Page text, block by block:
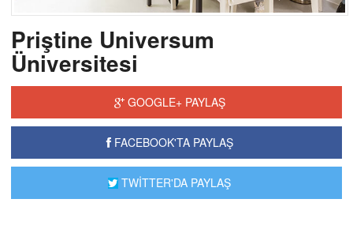
Priştine Universum
Üniversitesi
GOOGLE+ PAYLAŞ
FACEBOOK'TA PAYLAŞ
TWİTTER'DA PAYLAŞ